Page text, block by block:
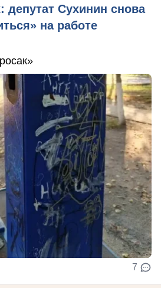
депутат Сухинин снова
на работе
7